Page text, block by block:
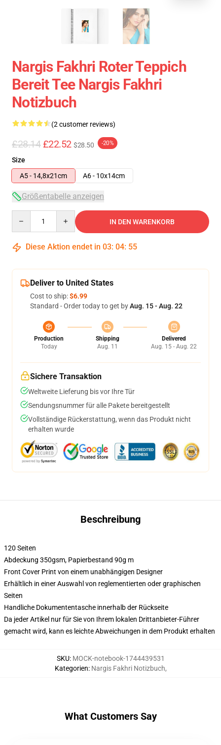
Nargis Fakhri Roter Teppich
Bereit Tee Nargis Fakhri
Notizbuch
(2 customer reviews)
£28.14 £22.52 $28.50 -20%
Size
A5 - 14,8x21cm
A6 - 10x14cm
Größentabelle anzeigen
IN DEN WARENKORB
Diese Aktion endet in 03: 04: 54
Deliver to United States
Cost to ship:$6.99
Standard - Order today to get byAug. 15 - Aug. 22
Production
Today
Shipping
Aug. 11
Delivered
Aug. 15 - Aug. 22
Sichere Transaktion
Weltweite Lieferung bis vor Ihre Tür
Sendungsnummer für alle Pakete bereitgestellt
Vollständige Rückerstattung, wenn das Produkt nicht
erhalten wurde
Beschreibung
120 Seiten
Abdeckung 350gsm, Papierbestand 90g m
Front Cover Print von einem unabhängigen Designer
Erhältlich in einer Auswahl von reglementierten oder graphischen
Seiten
Handliche Dokumententasche innerhalb der Rückseite
Da jeder Artikel nur für Sie von Ihrem lokalen Drittanbieter-Führer
gemacht wird, kann es leichte Abweichungen in dem Produkt erhalten
SKU: MOCK-notebook-1744439531
Kategorien: Nargis Fakhri Notizbuch,
What Customers Say